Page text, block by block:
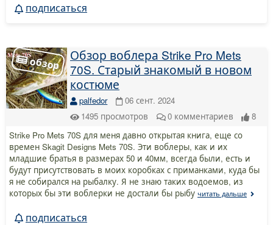
подписаться
Обзор воблера Strike Pro Mets
70S. Старый знакомый в новом
костюме
palfedor
06 сент. 2024
1495 просмотров 0 комментариев
8
Strike Pro Mets 70S для меня давно открытая книга, еще со
времен Skagit Designs Mets 70S. Эти воблеры, как и их
младшие братья в размерах 50 и 40мм, всегда были, есть и
будут присутствовать в моих коробках с приманками, куда бы
я не собирался на рыбалку. Я не знаю таких водоемов, из
которых бы эти воблерки не достали бы рыбу читать дальше
подписаться